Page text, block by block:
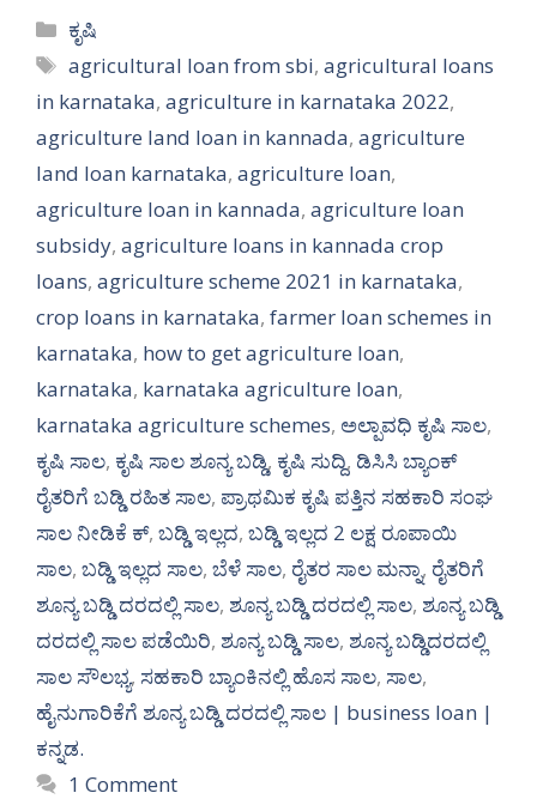
Categories
ಕೃಷಿ
Tags
agricultural loan from sbi,agricultural loans
in karnataka, agriculture in karnataka 2022,
agriculture land loan in kannada, agriculture
land loan karnataka, agriculture loan,
agriculture loan in kannada, agriculture loan
subsidy, agriculture loans in kannada crop
loans, agriculture scheme 2021 in karnataka,
crop loans in karnataka, farmer loan schemes in
karnataka, how to get agriculture loan,
karnataka, karnataka agriculture loan,
karnataka agriculture schemes, ಅಲ್ಪಾವಧಿ ಕೃಷಿ ಸಾಲ,
ಕೃಷಿ ಸಾಲ, ಕೃಷಿ ಸಾಲ ಶೂನ್ಯ ಬಡ್ಡಿ, ಕೃಷಿ ಸುದ್ದಿ, ಡಿಸಿಸಿ ಬ್ಯಾಂಕ್
ರೈತರಿಗೆ ಬಡ್ಡಿ ರಹಿತ ಸಾಲ, ಪ್ರಾಥಮಿಕ ಕೃಷಿ ಪತ್ತಿನ ಸಹಕಾರಿ ಸಂಘ
ಸಾಲ ನೀಡಿಕೆ ಕ್, ಬಡ್ಡಿ ಇಲ್ಲದ, ಬಡ್ಡಿ ಇಲ್ಲದ 2 ಲಕ್ಷ ರೂಪಾಯಿ
ಸಾಲ, ಬಡ್ಡಿ ಇಲ್ಲದ ಸಾಲ, ಬೆಳೆ ಸಾಲ, ರೈತರ ಸಾಲ ಮನ್ನಾ, ರೈತರಿಗೆ
ಶೂನ್ಯ ಬಡ್ಡಿ ದರದಲ್ಲಿ ಸಾಲ, ಶೂನ್ಯ ಬಡ್ಡಿ ದರದಲ್ಲಿ ಸಾಲ, ಶೂನ್ಯ ಬಡ್ಡಿ
ದರದಲ್ಲಿ ಸಾಲ ಪಡೆಯಿರಿ, ಶೂನ್ಯ ಬಡ್ಡಿ ಸಾಲ, ಶೂನ್ಯ ಬಡ್ಡಿದರದಲ್ಲಿ
ಸಾಲ ಸೌಲಭ್ಯ, ಸಹಕಾರಿ ಬ್ಯಾಂಕಿನಲ್ಲಿ ಹೊಸ ಸಾಲ, ಸಾಲ,
ಹೈನುಗಾರಿಕೆಗೆ ಶೂನ್ಯ ಬಡ್ಡಿ ದರದಲ್ಲಿ ಸಾಲ | business loan |
ಕನ್ನಡ.
1 Comment